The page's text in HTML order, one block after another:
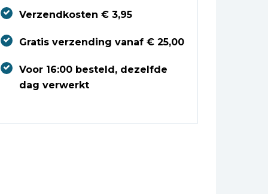
Verzendkosten € 3,95
Gratis verzending vanaf € 25,00
Voor 16:00 besteld, dezelfde
dag verwerkt